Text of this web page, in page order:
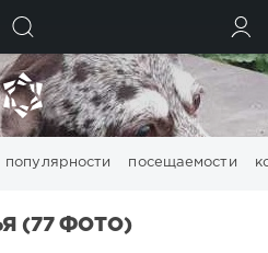
популярности посещаемости
(77 ФОТО)